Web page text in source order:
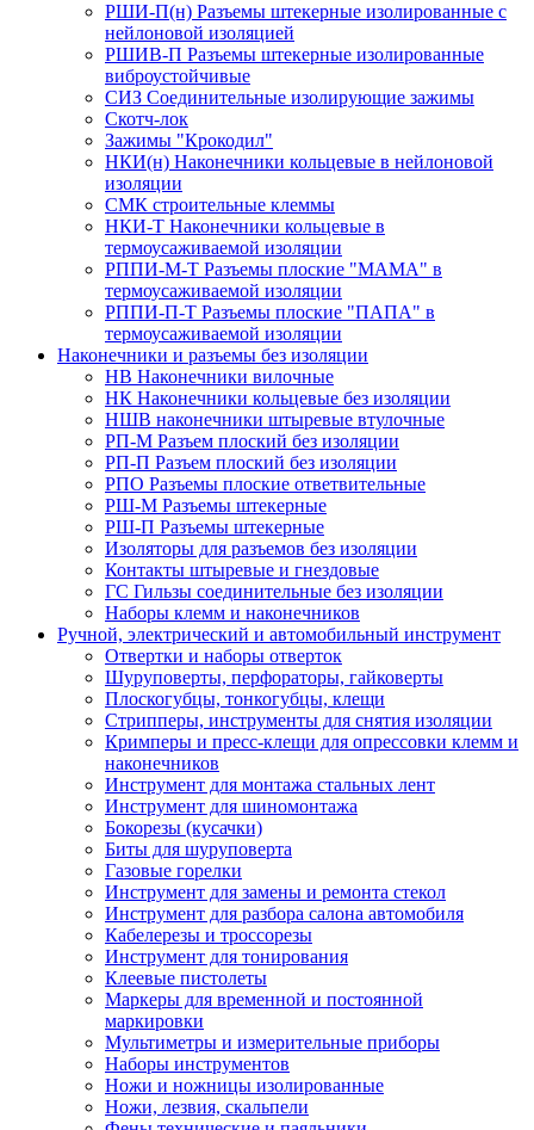
РШИ-П(н) Разъемы штекерные изолированные с
нейлоновой изоляцией
РШИВ-П Разъемы штекерные изолированные
виброустойчивые
СИЗ Соединительные изолирующие зажимы
Скотч-лок
Зажимы "Крокодил"
НКИ(н) Наконечники кольцевые в нейлоновой
изоляции
СМК строительные клеммы
НКИ-Т Наконечники кольцевые в
термоусаживаемой изоляции
РППИ-М-Т Разъемы плоские "МАМА" в
термоусаживаемой изоляции
РППИ-П-Т Разъемы плоские "ПАПА" в
термоусаживаемой изоляции
Наконечники и разъемы без изоляции
НВ Наконечники вилочные
НК Наконечники кольцевые без изоляции
НШВ наконечники штыревые втулочные
РП-М Разъем плоский без изоляции
РП-П Разъем плоский без изоляции
РПО Разъемы плоские ответвительные
РШ-М Разъемы штекерные
РШ-П Разъемы штекерные
Изоляторы для разъемов без изоляции
Контакты штыревые и гнездовые
ГС Гильзы соединительные без изоляции
Наборы клемм и наконечников
Ручной, электрический и автомобильный инструмент
Отвертки и наборы отверток
Шуруповерты, перфораторы, гайковерты
Плоскогубцы, тонкогубцы, клещи
Стрипперы, инструменты для снятия изоляции
Кримперы и пресс-клещи для опрессовки клемм и
наконечников
Инструмент для монтажа стальных лент
Инструмент для шиномонтажа
Бокорезы (кусачки)
Биты для шуруповерта
Газовые горелки
Инструмент для замены и ремонта стекол
Инструмент для разбора салона автомобиля
Кабелерезы и троссорезы
Инструмент для тонирования
Клеевые пистолеты
Маркеры для временной и постоянной
маркировки
Мультиметры и измерительные приборы
Наборы инструментов
Ножи и ножницы изолированные
Ножи, лезвия, скальпели